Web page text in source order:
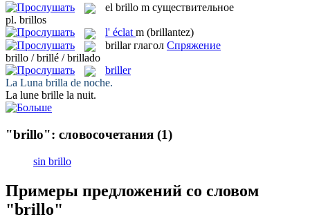
el brillo m существительное
pl. brillos
l' éclat m (brillantez)
brillar глагол Спряжение
brillo / brillé / brillado
briller
La Luna brilla de noche.
La lune brille la nuit.
"brillo": словосочетания (1)
sin brillo
Примеры предложений со словом
"brillo"